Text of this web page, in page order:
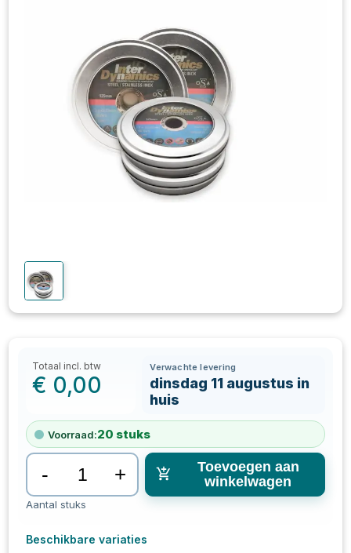
Totaal incl. btw
€ 0,00
Verwachte levering
dinsdag 11 augustus in
huis
Voorraad:20 stuks
- +
Toevoegen aan
winkelwagen
Aantal stuks
Beschikbare variaties